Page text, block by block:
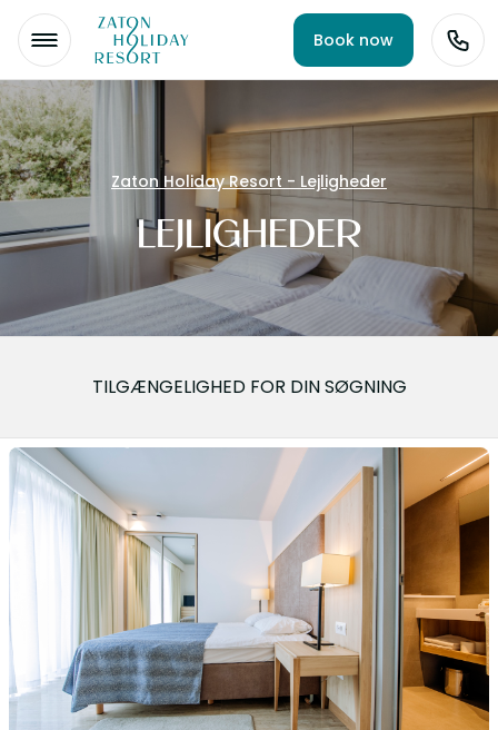
Book now
Zaton Holiday Resort - Lejligheder
LEJLIGHEDER
TILGÆNGELIGHED FOR DIN SØGNING